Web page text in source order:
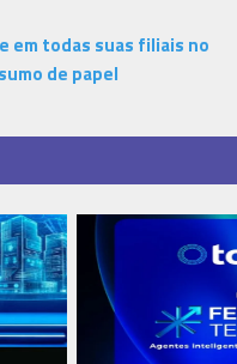
em todas suas filiais no
de papel